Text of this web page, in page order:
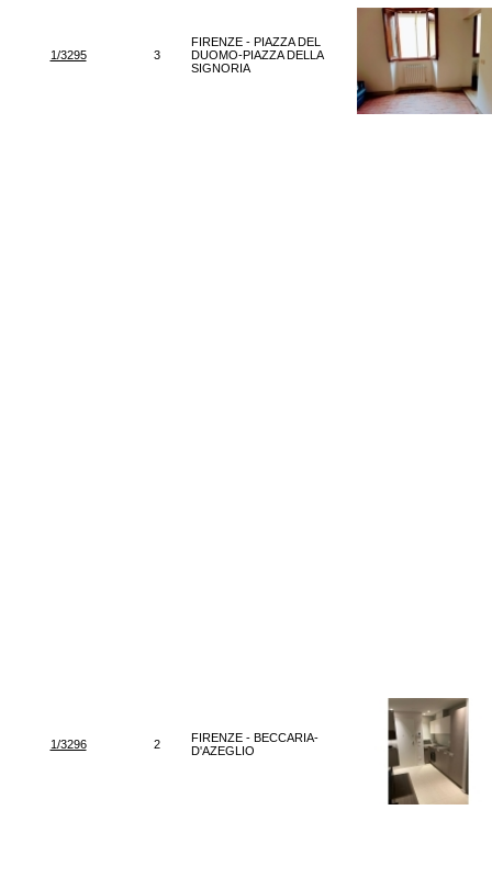
1/3295 3
FIRENZE - PIAZZA DEL
DUOMO-PIAZZA DELLA
SIGNORIA
1/3296 2
FIRENZE - BECCARIA-
D'AZEGLIO